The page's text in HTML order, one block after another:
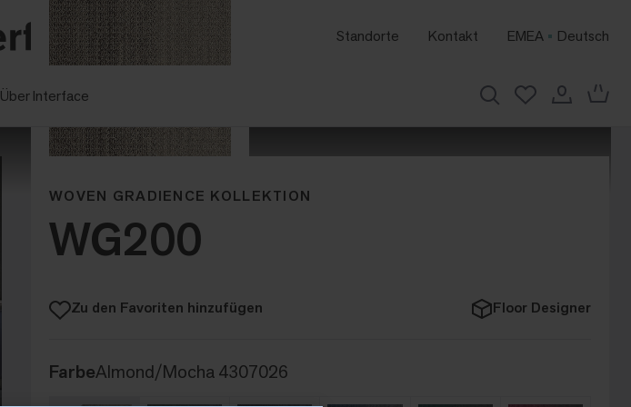
Standorte Kontakt EMEA Deutsch
Über Interface
WOVEN GRADIENCE KOLLEKTION
WG200
Zu den Favoriten hinzufügen Floor Designer
FarbeAlmond/Mocha 4307026